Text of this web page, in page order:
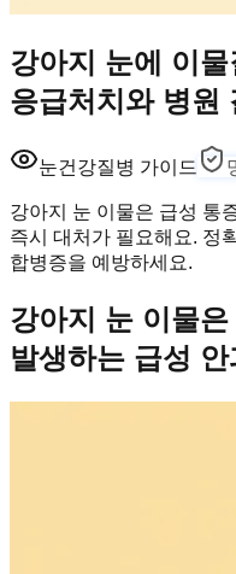
강아지 눈에 이
응급처치와 병원
눈건강질병 가이드
강아지 눈 이물은 급성 통
즉시 대처가 필요해요. 정
합병증을 예방하세요.
강아지 눈 이물
발생하는 급성